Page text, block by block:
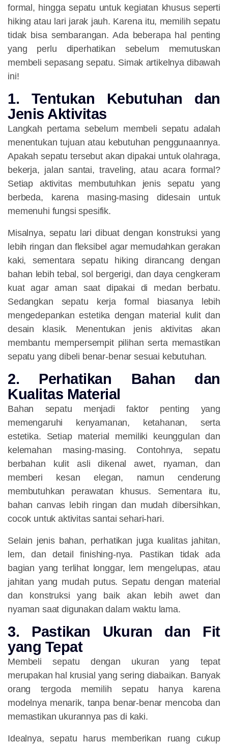
formal, hingga sepatu untuk kegiatan khusus seperti
hiking atau lari jarak jauh. Karena itu, memilih sepatu
tidak bisa sembarangan. Ada beberapa hal penting
yang perlu diperhatikan sebelum memutuskan
membeli sepasang sepatu. Simak artikelnya dibawah
ini!
1. Tentukan Kebutuhan dan
Jenis Aktivitas
Langkah pertama sebelum membeli sepatu adalah
menentukan tujuan atau kebutuhan penggunaannya.
Apakah sepatu tersebut akan dipakai untuk olahraga,
bekerja, jalan santai, traveling, atau acara formal?
Setiap aktivitas membutuhkan jenis sepatu yang
berbeda, karena masing-masing didesain untuk
memenuhi fungsi spesifik.
Misalnya, sepatu lari dibuat dengan konstruksi yang
lebih ringan dan fleksibel agar memudahkan gerakan
kaki, sementara sepatu hiking dirancang dengan
bahan lebih tebal, sol bergerigi, dan daya cengkeram
kuat agar aman saat dipakai di medan berbatu.
Sedangkan sepatu kerja formal biasanya lebih
mengedepankan estetika dengan material kulit dan
desain klasik. Menentukan jenis aktivitas akan
membantu mempersempit pilihan serta memastikan
sepatu yang dibeli benar-benar sesuai kebutuhan.
2. Perhatikan Bahan dan
Kualitas Material
Bahan sepatu menjadi faktor penting yang
memengaruhi kenyamanan, ketahanan, serta
estetika. Setiap material memiliki keunggulan dan
kelemahan masing-masing. Contohnya, sepatu
berbahan kulit asli dikenal awet, nyaman, dan
memberi kesan elegan, namun cenderung
membutuhkan perawatan khusus. Sementara itu,
bahan canvas lebih ringan dan mudah dibersihkan,
cocok untuk aktivitas santai sehari-hari.
Selain jenis bahan, perhatikan juga kualitas jahitan,
lem, dan detail finishing-nya. Pastikan tidak ada
bagian yang terlihat longgar, lem mengelupas, atau
jahitan yang mudah putus. Sepatu dengan material
dan konstruksi yang baik akan lebih awet dan
nyaman saat digunakan dalam waktu lama.
3. Pastikan Ukuran dan Fit
yang Tepat
Membeli sepatu dengan ukuran yang tepat
merupakan hal krusial yang sering diabaikan. Banyak
orang tergoda memilih sepatu hanya karena
modelnya menarik, tanpa benar-benar mencoba dan
memastikan ukurannya pas di kaki.
Idealnya, sepatu harus memberikan ruang cukup